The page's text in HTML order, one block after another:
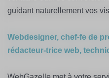
guidant naturellement vos
Webdesigner, chef-fe de
rédacteur-trice web,